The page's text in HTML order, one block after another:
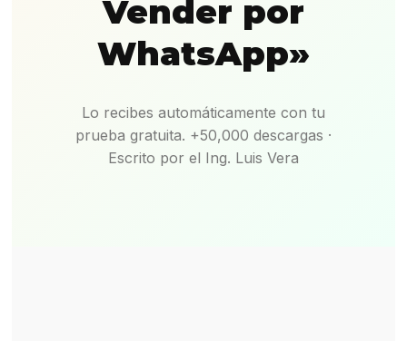
Vender por
WhatsApp»
Lo recibes automáticamente con tu
prueba gratuita. +50,000 descargas ·
Escrito por el Ing. Luis Vera